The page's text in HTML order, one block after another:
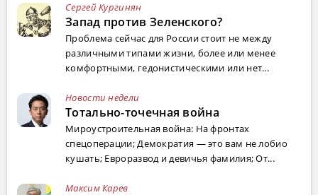
Сергей Кургинян
Запад против Зеленского?
Проблема сейчас для России стоит не между
различными типами жизни, более или менее
комфортными, гедонистическими или нет...
Новости недели
Тотально-точечная война
Мироустроительная война: На фронтах
спецоперации; Демократия — это вам не лобио
кушать; Евроразвод и девичья фамилия; От...
Максим Карев